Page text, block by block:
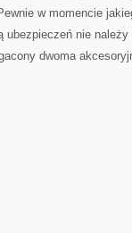
w momencie
nie
dwoma